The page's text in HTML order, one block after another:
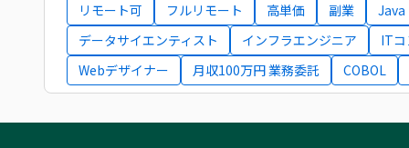
リモート可 フルリモート 高単価 副業
Java
データサイエンティスト
インフラエンジニア
IT
Webデザイナー
月収100万円 業務委託 COBOL